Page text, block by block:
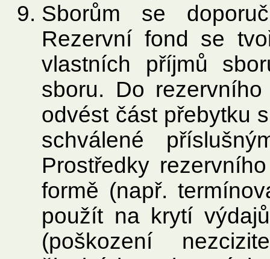
Sborům se
Rezervní fond se
vlastních příjmů
sboru. Do
odvést část přebytku
schválené
Prostředky
formě (např.
použít na krytí
(poškození